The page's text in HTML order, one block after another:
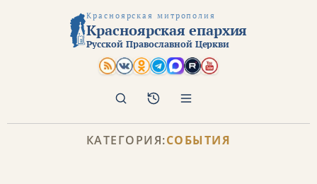
Красноярская митрополия
Красноярская епархия
Русской Православной Церкви
Архив
Поиск
КАТЕГОРИЯ:СОБЫТИЯ